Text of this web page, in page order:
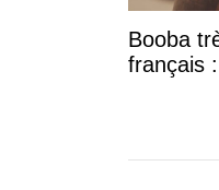
Booba
français